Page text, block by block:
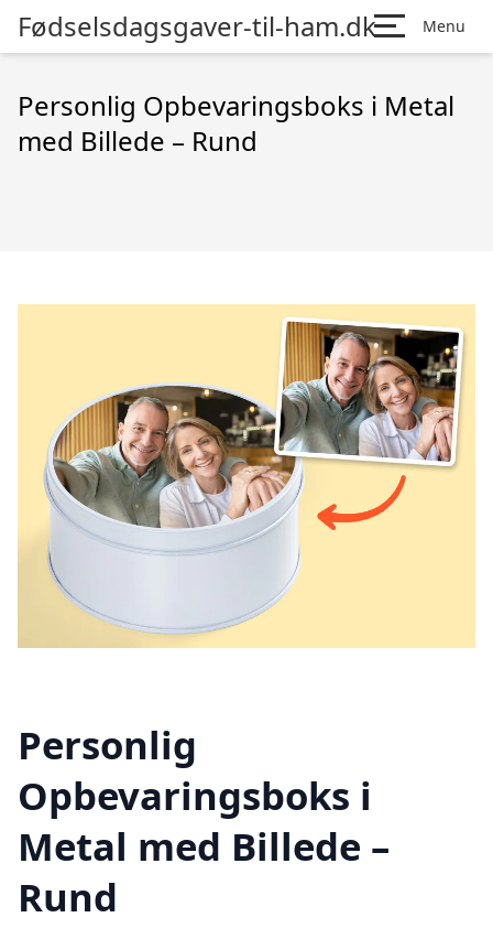
Fødselsdagsgaver-til-ham.dk Menu
Personlig Opbevaringsboks i Metal
med Billede – Rund
Personlig
Opbevaringsboks i
Metal med Billede –
Rund